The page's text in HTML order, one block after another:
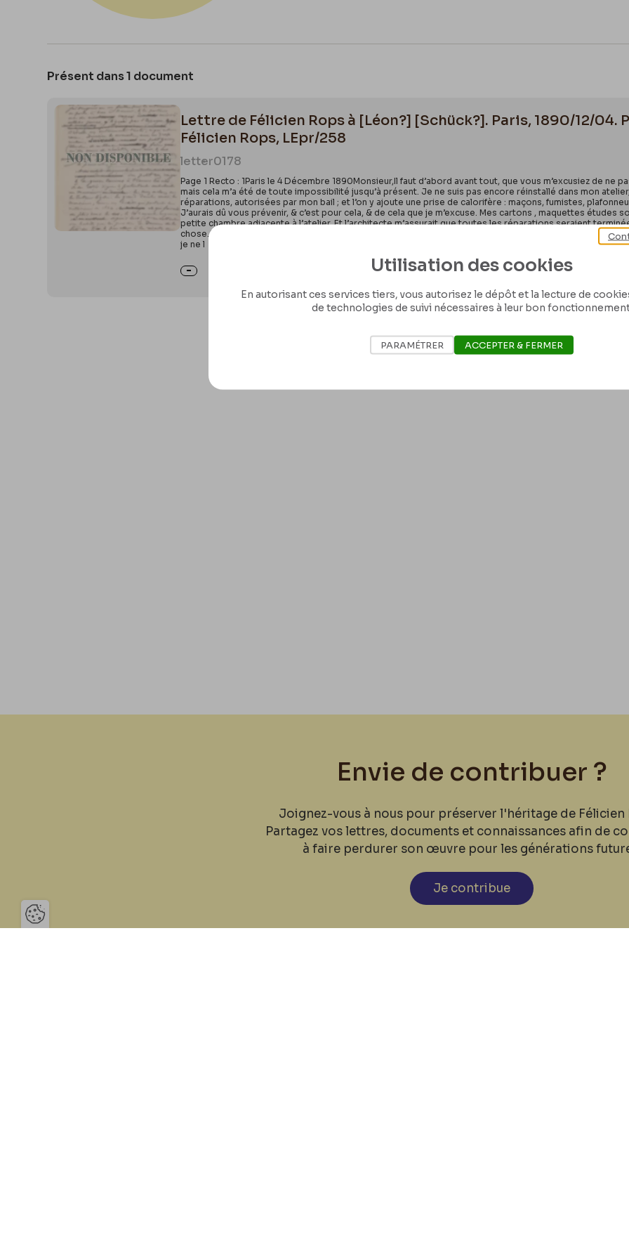
Présent dans 1 document
Lettre de Félicien Rops à [Léon?] [Schück?]. Paris, 1890/12/04.
Félicien Rops, LEpr/258
letter0178
Page 1 Recto : 1Paris le 4 Décembre 1890Monsieur,Il faut d’abord avant tout, que vous m’excusiez de
mais cela m’a été de toute impossibilité jusqu’à présent. Je ne suis pas encore réinstallé dans mon
réparations, autorisées par mon bail ; et l’on y ajoute une prise de calorifère : maçons, fumistes,
J’aurais dû vous prévenir, & c’est pour cela, & de cela que je m’excuse. Mes cartons , maquettes études
petite chambre adjacente à l’atelier. Et l’architecte m’assurait que toutes les réparations seraient
chose.J’ignorais, & on ne m’a pas annoncé la mort du frère de mon pauvre ami Joseph Pradelle. Je ne
je ne l
Envie de contribuer ?
Joignez-vous à nous pour préserver l'héritage de Félicien
Partagez vos lettres, documents et connaissances afin de
à faire perdurer son œuvre pour les générations
Je contribue
Ouvrir la barre de gestion des cookies
Utilisation des cookies
En autorisant ces services tiers, vous autorisez le dépôt et la lecture de
de technologies de suivi nécessaires à leur bon
PARAMÉTRER ACCEPTER & FERMER